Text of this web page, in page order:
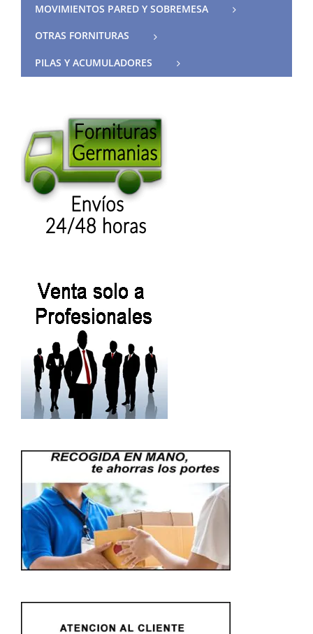
MOVIMIENTOS PARED Y SOBREMESA
OTRAS FORNITURAS
PILAS Y ACUMULADORES